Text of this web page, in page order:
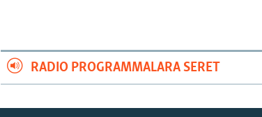
RADIO PROGRAMMALARA SERET